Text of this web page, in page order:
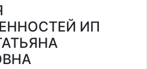
ИП